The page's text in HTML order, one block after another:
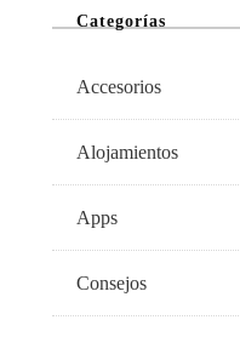
Categorías
Accesorios
Alojamientos
Apps
Consejos